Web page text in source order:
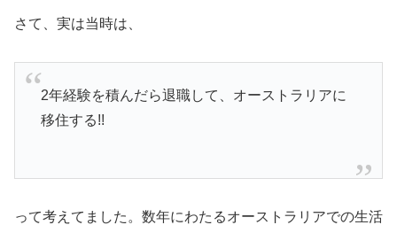
さて、実は当時は、
2年経験を積んだら退職して、オーストラリアに
移住する!!
って考えてました。数年にわたるオーストラリアでの生活